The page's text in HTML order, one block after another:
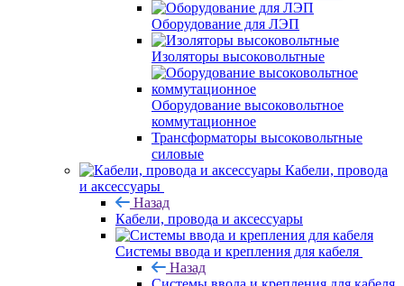
Оборудование для ЛЭП
Изоляторы высоковольтные
Оборудование высоковольтное
коммутационное
Трансформаторы высоковольтные
силовые
Кабели, провода
и аксессуары
Назад
Кабели, провода и аксессуары
Системы ввода и крепления для кабеля
Назад